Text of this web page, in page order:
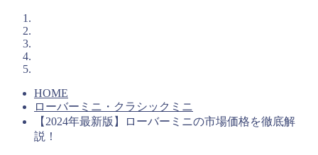
HOME
ローバーミニ・クラシックミニ
【2024年最新版】ローバーミニの市場価格を徹底解
説！